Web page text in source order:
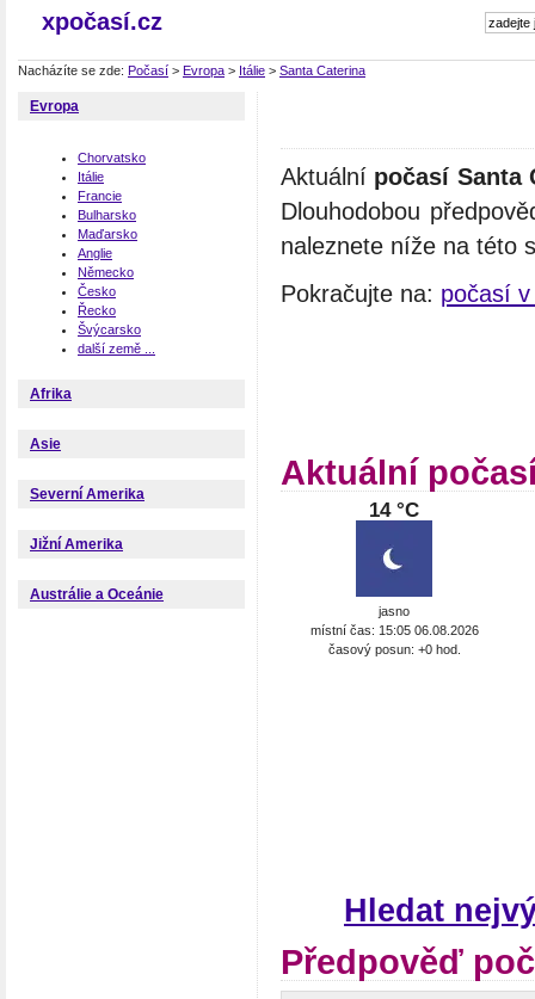
xpočasí.cz
Nacházíte se zde: Počasí > Evropa > Itálie > Santa Caterina
Evropa
Chorvatsko
Itálie
Francie
Bulharsko
Maďarsko
Anglie
Německo
Česko
Řecko
Švýcarsko
další země ...
Afrika
Asie
Severní Amerika
Jižní Amerika
Austrálie a Oceánie
Aktuální počasí Santa
Dlouhodobou
naleznete níže na této
Pokračujte na: počasí
Aktuální
14 °C
jasno
místní čas: 15:05 06.08.2026
časový posun: +0 hod.
Hledat
Předpověď